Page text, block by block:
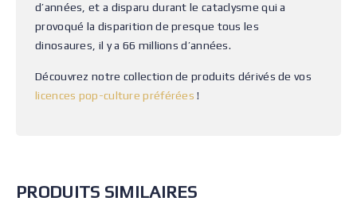
d’années, et a disparu durant le cataclysme qui a
provoqué la disparition de presque tous les
dinosaures, il y a 66 millions d’années.
Découvrez notre collection de produits dérivés de vos
licences pop-culture préférées !
PRODUITS SIMILAIRES